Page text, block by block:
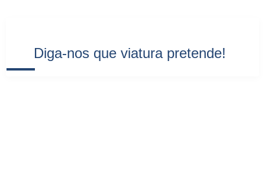
Diga-nos que viatura pretende!